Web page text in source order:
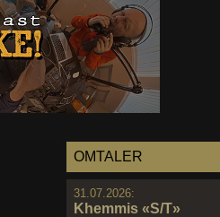
OMTALER
31.07.2026:
Khemmis «S/T»